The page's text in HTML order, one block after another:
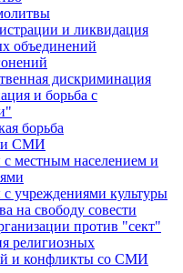
и ликвидация
объединений
дискриминация
и борьба с
борьба
и СМИ
местным населением и
учреждениями культуры
на свободу совести
против "сект"
религиозных
и конфликты со СМИ